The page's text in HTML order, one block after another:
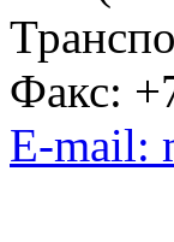
Факс:
E-mail: